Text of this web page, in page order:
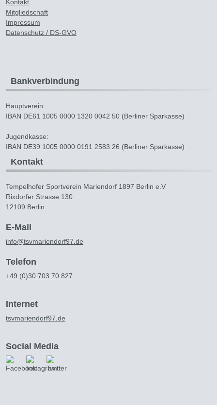
Kontakt
Mitgliedschaft
Impressum
Datenschutz / DS-GVO
Bankverbindung
Hauptverein:
IBAN DE61 1005 0000 1320 0042 50 (Berliner Sparkasse)
Jugendkasse:
IBAN DE39 1005 0000 0191 2583 26 (Berliner Sparkasse)
Kontakt
Tempelhofer Sportverein Mariendorf 1897 Berlin e.V
Rixdorfer Strasse 130
12109 Berlin
E-Mail
info@tsvmariendorf97.de
Telefon
+49 (0)30 703 70 827
Internet
tsvmariendorf97.de
Social Media